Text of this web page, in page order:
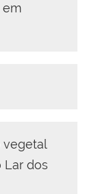
Lar dos